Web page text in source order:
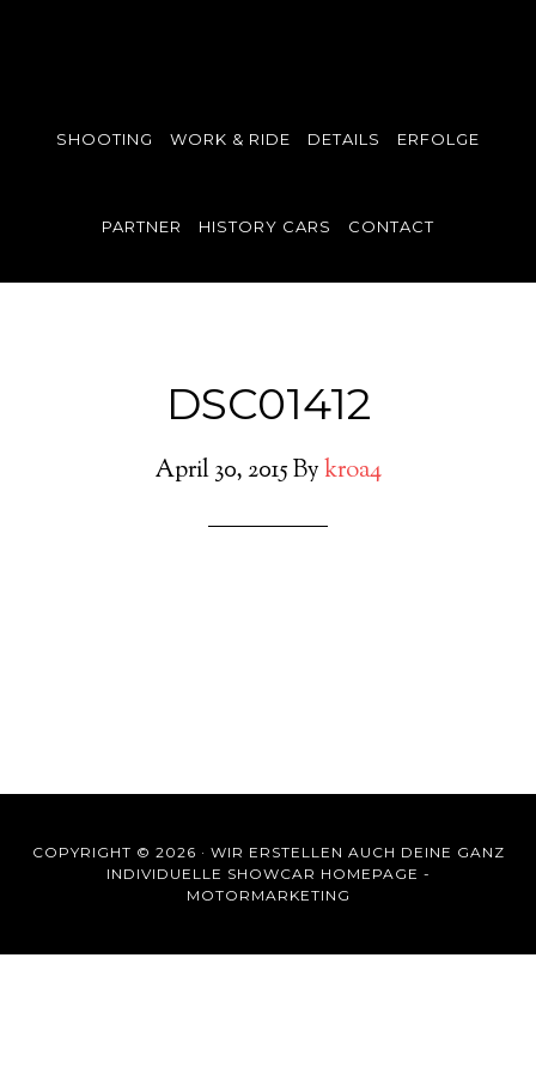
SHOOTING WORK & RIDE DETAILS ERFOLGE
PARTNER HISTORY CARS CONTACT
DSC01412
April 30, 2015Bykroa4
COPYRIGHT © 2026 · WIR ERSTELLEN AUCH DEINE GANZ
INDIVIDUELLE SHOWCAR HOMEPAGE -
MOTORMARKETING